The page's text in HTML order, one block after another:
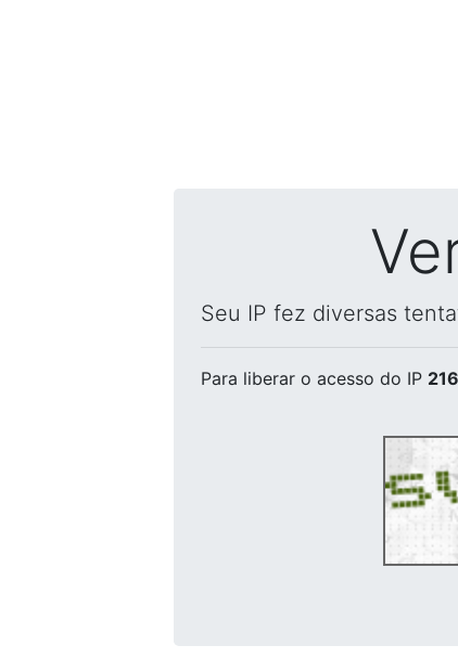
Seu IP fez diversas
Para liberar o acesso do IP